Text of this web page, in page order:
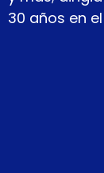
30 años en